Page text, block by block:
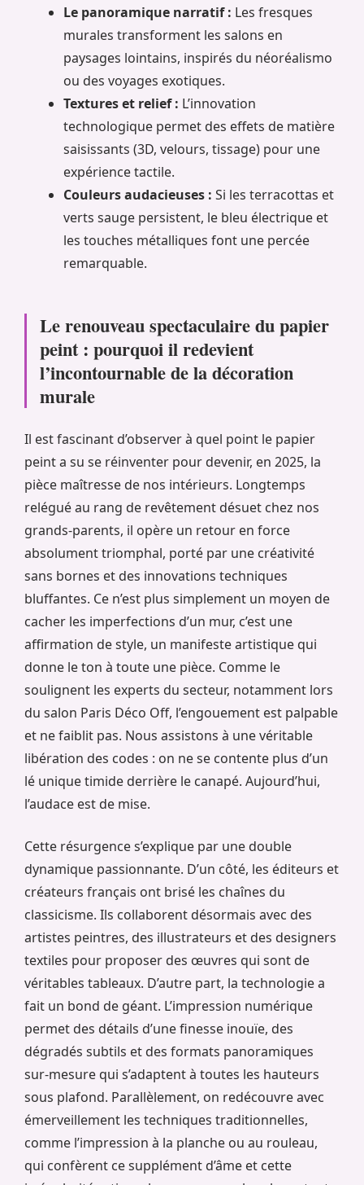
Le panoramique narratif : Les fresques
murales transforment les salons en
paysages lointains, inspirés du néoréalismo
ou des voyages exotiques.
Textures et relief : L’innovation
technologique permet des effets de matière
saisissants (3D, velours, tissage) pour une
expérience tactile.
Couleurs audacieuses : Si les terracottas et
verts sauge persistent, le bleu électrique et
les touches métalliques font une percée
remarquable.
Le renouveau spectaculaire du papier
peint : pourquoi il redevient
l’incontournable de la décoration
murale
Il est fascinant d’observer à quel point le papier
peint a su se réinventer pour devenir, en 2025, la
pièce maîtresse de nos intérieurs. Longtemps
relégué au rang de revêtement désuet chez nos
grands-parents, il opère un retour en force
absolument triomphal, porté par une créativité
sans bornes et des innovations techniques
bluffantes. Ce n’est plus simplement un moyen de
cacher les imperfections d’un mur, c’est une
affirmation de style, un manifeste artistique qui
donne le ton à toute une pièce. Comme le
soulignent les experts du secteur, notamment lors
du salon Paris Déco Off, l’engouement est palpable
et ne faiblit pas. Nous assistons à une véritable
libération des codes : on ne se contente plus d’un
lé unique timide derrière le canapé. Aujourd’hui,
l’audace est de mise.
Cette résurgence s’explique par une double
dynamique passionnante. D’un côté, les éditeurs et
créateurs français ont brisé les chaînes du
classicisme. Ils collaborent désormais avec des
artistes peintres, des illustrateurs et des designers
textiles pour proposer des œuvres qui sont de
véritables tableaux. D’autre part, la technologie a
fait un bond de géant. L’impression numérique
permet des détails d’une finesse inouïe, des
dégradés subtils et des formats panoramiques
sur-mesure qui s’adaptent à toutes les hauteurs
sous plafond. Parallèlement, on redécouvre avec
émerveillement les techniques traditionnelles,
comme l’impression à la planche ou au rouleau,
qui confèrent ce supplément d’âme et cette